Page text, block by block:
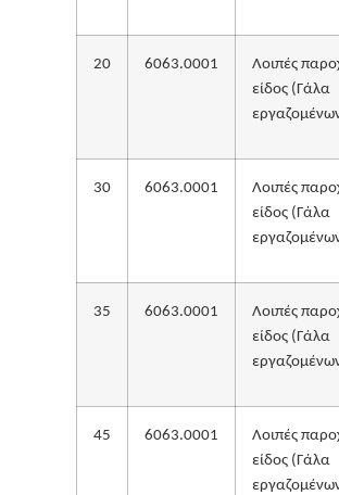
20 6063.0001
Λοιπές
είδος (Γάλα
30 6063.0001
Λοιπές
είδος (Γάλα
35 6063.0001
Λοιπές
είδος (Γάλα
45 6063.0001
Λοιπές
είδος (Γάλα